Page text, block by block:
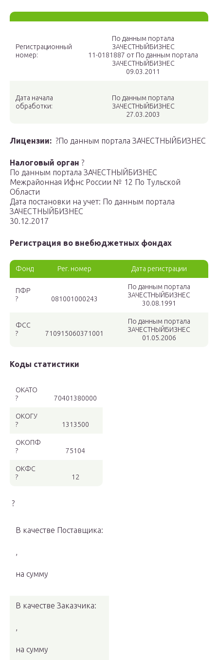
Регистрационный
номер:
По данным портала
ЗАЧЕСТНЫЙБИЗНЕС
11-0181887 от По данным портала
ЗАЧЕСТНЫЙБИЗНЕС
09.03.2011
Дата начала
обработки:
По данным портала
ЗАЧЕСТНЫЙБИЗНЕС
27.03.2003
Лицензии: ?По данным портала ЗАЧЕСТНЫЙБИЗНЕС
Налоговый орган ?
По данным портала ЗАЧЕСТНЫЙБИЗНЕС
Межрайонная Ифнс России № 12 По Тульской
Области
Дата постановки на учет: По данным портала
ЗАЧЕСТНЫЙБИЗНЕС
30.12.2017
Регистрация во внебюджетных фондах
Фонд Рег. номер Дата регистрации
ПФР
?
081001000243
По данным портала
ЗАЧЕСТНЫЙБИЗНЕС
30.08.1991
ФСС
?
710915060371001
По данным портала
ЗАЧЕСТНЫЙБИЗНЕС
01.05.2006
Коды статистики
ОКАТО
?
70401380000
ОКОГУ
?
1313500
ОКОПФ
?
75104
ОКФС
?
12
?
В качестве Поставщика:
,
на сумму
В качестве Заказчика:
,
на сумму